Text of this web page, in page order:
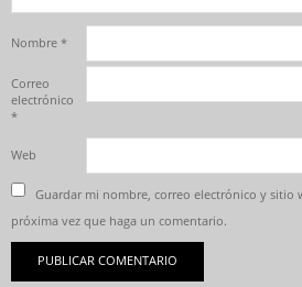
Nombre *
Correo
electrónico
*
Web
Guardar mi nombre, correo electrónico y sitio
próxima vez que haga un comentario.